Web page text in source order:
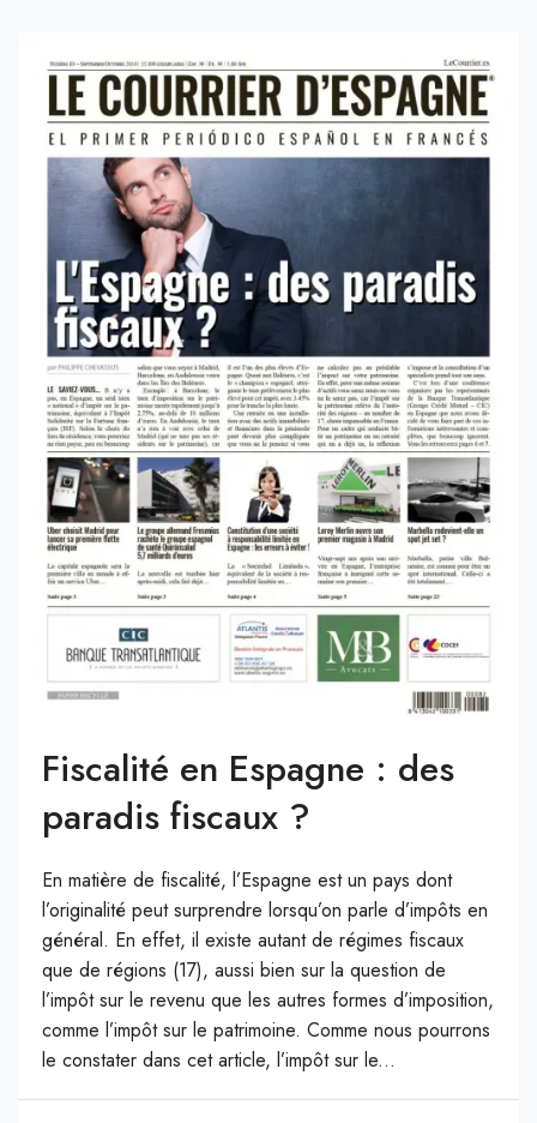
Fiscalité en Espagne : des
paradis fiscaux ?
En matière de fiscalité, l’Espagne est un pays dont
l’originalité peut surprendre lorsqu’on parle d’impôts en
général. En effet, il existe autant de régimes fiscaux
que de régions (17), aussi bien sur la question de
l’impôt sur le revenu que les autres formes d’imposition,
comme l’impôt sur le patrimoine. Comme nous pourrons
le constater dans cet article, l’impôt sur le...